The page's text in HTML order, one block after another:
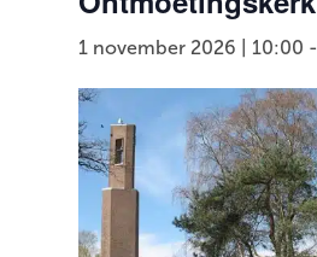
1 november 2026 | 10:00 -